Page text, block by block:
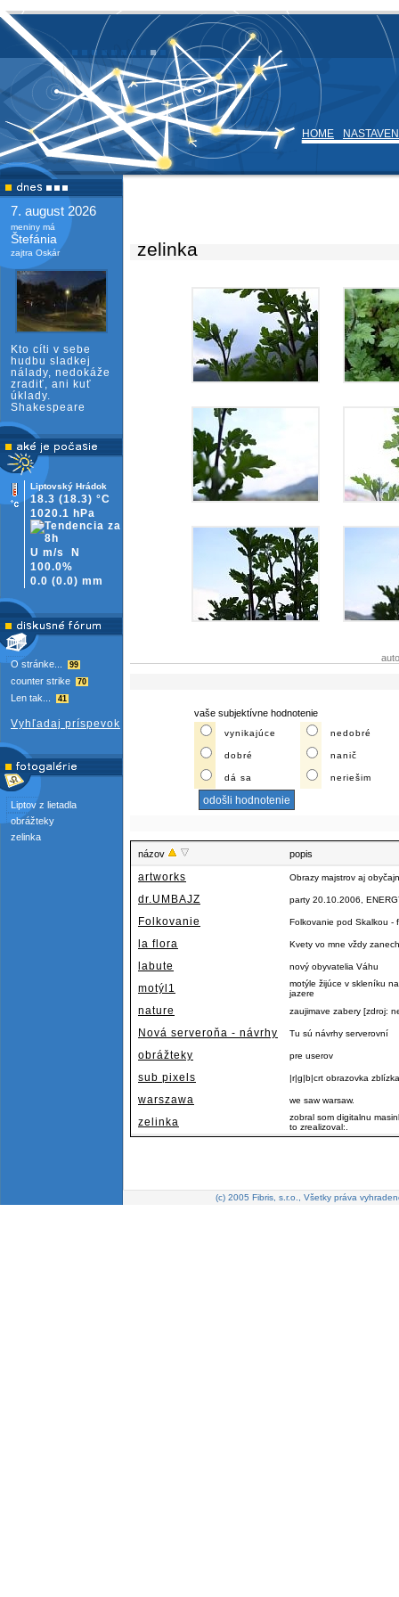
HOME
7. august 2026
meniny má
Štefánia
zajtra Oskár
Kto cíti v sebe
hudbu sladkej
nálady, nedokáže
zradiť, ani kuť
úklady.
Shakespeare
Liptovský Hrádok
18.3 (18.3) °C
1020.1 hPa
U m/s
N
100.0%
0.0 (0.0) mm
O stránke... 99
counter strike 70
Len tak... 41
Vyhľadaj príspevok
Liptov z lietadla
obrážteky
zelinka
zelinka
vaše subjektívne hodnotenie
vynikajúce nedobré
dobré nanič
dá sa neriešim
názov popis
artworks Obrazy majstrov aj
dr.UMBAJZ party 20.10.2006,
Folkovanie Folkovanie pod Skalkou -
la flora Kvety vo mne vždy
labute nový obyvatelia Váhu
motýl1
motýle žijúce v skleníku
jazere
nature zaujimave zabery [zdroj:
Nová serveroňa - návrhy Tu sú návrhy serverovní
obrážteky pre userov
sub pixels |r|g|b|crt obrazovka
warszawa we saw warsaw.
zelinka
zobral som digitalnu
to zrealizoval:.
(c) 2005 Fibris, s.r.o., Všetky práva